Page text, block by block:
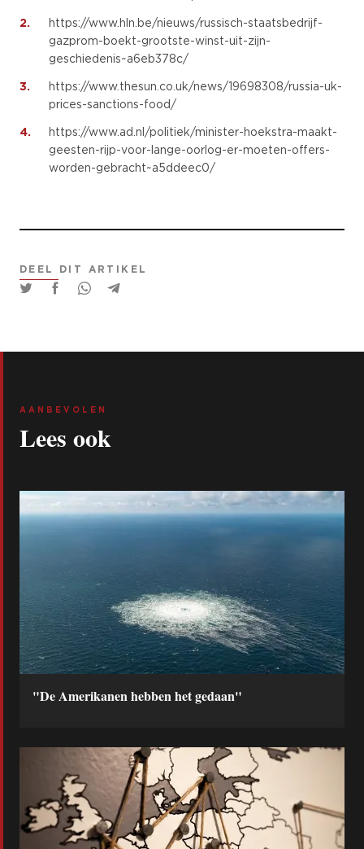
2.
https://www.hln.be/nieuws/russisch-staatsbedrijf-
gazprom-boekt-grootste-winst-uit-zijn-
geschiedenis~a6eb378c/
3.
https://www.thesun.co.uk/news/19698308/russia-uk-
prices-sanctions-food/
4.
https://www.ad.nl/politiek/minister-hoekstra-maakt-
geesten-rijp-voor-lange-oorlog-er-moeten-offers-
worden-gebracht~a5ddeec0/
DEEL DIT ARTIKEL
AANBEVOLEN
Lees ook
"De Amerikanen hebben het gedaan"